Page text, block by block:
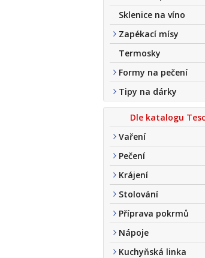
Sklenice na víno
Zapékací mísy
Termosky
Formy na pečení
Tipy na dárky
Dle katalogu
Vaření
Pečení
Krájení
Stolování
Příprava pokrmů
Nápoje
Kuchyňská linka